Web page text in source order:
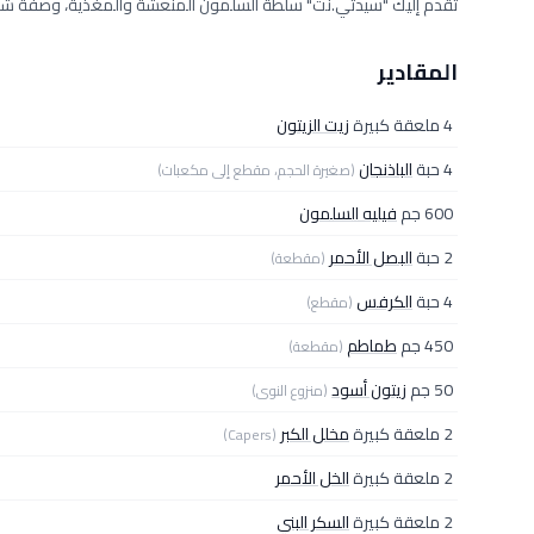
المقادير
4 ملعقة كبيرة
زيت الزيتون
4 حبة
الباذنجان(صغيرة الحجم، مقطع إلى مكعبات)
600 جم
فيليه السلمون
2 حبة
البصل الأحمر (مقطعة)
4 حبة الكرفس(مقطع)
450 جم طماطم(مقطعة)
50 جم زيتون أسود(منزوع النوى)
2 ملعقة كبيرة مخلل الكبر (Capers)
2 ملعقة كبيرة
الخل الأحمر
2 ملعقة كبيرة
السكر البني